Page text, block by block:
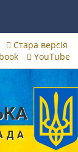
Стара версія
YouTube